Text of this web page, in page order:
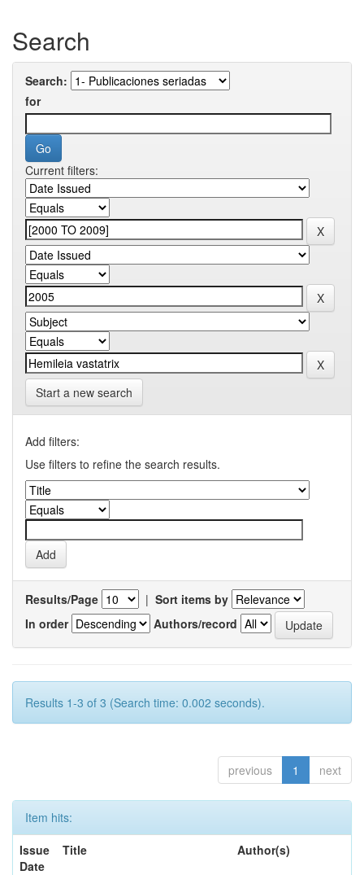
Search
Search:
for
Current filters:
Start a new search
Add filters:
Use filters to refine the search results.
Results/Page | Sort items by
In order
Authors/record
Results 1-3 of 3 (Search time: 0.002 seconds).
previous 1 next
Item hits:
Issue
Date
Title Author(s)